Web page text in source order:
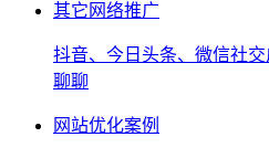
其它网络推广
抖音、今日头条、微信社
聊聊
网站优化案例